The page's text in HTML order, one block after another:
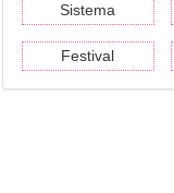
Sistema
Festival